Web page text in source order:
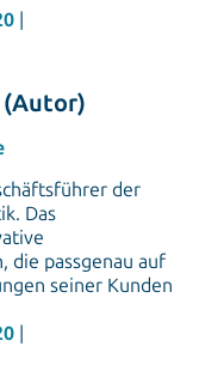
|
(Autor)
der
Das
die passgenau auf
seiner Kunden
|